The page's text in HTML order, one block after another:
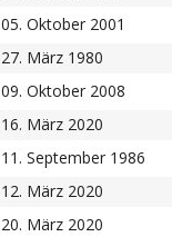
05. Oktober 2001
27. März 1980
09. Oktober 2008
16. März 2020
11. September 1986
12. März 2020
20. März 2020